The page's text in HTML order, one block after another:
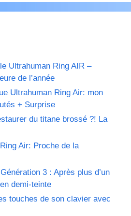
Ultrahuman Ring AIR –
de l’année
Ultrahuman Ring Air: mon
+ Surprise
du titane brossé ?! La
Air: Proche de la
3 : Après plus d’un
demi-teinte
touches de son clavier avec